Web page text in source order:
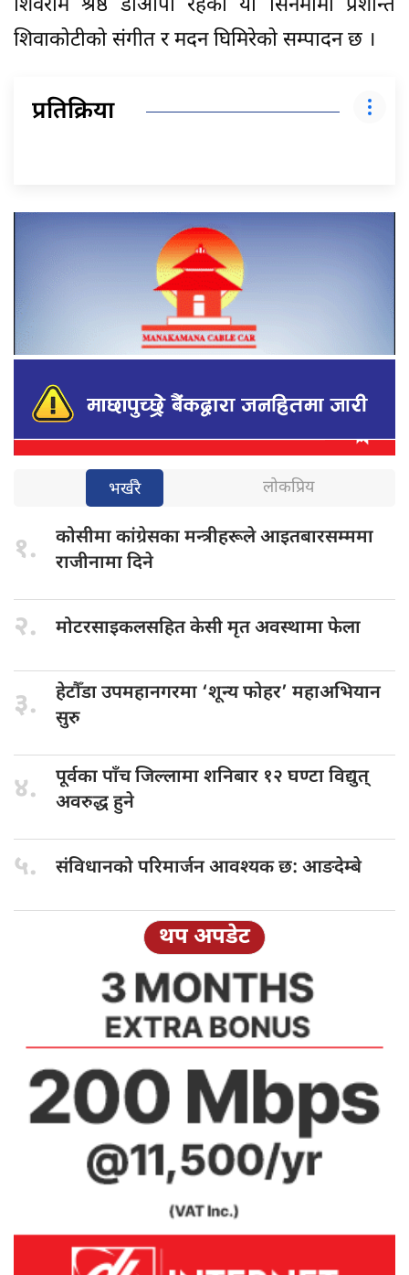
शिवराम श्रेष्ठ डीओपी रहेको यो सिनेमामा प्रशान्त
शिवाकोटीको संगीत र मदन घिमिरेको सम्पादन छ ।
प्रतिक्रिया
भर्खरै लोकप्रिय
१. कोसीमा कांग्रेसकामन्त्रीहरूले आइतबारसम्ममा
राजीनामा दिने
२. मोटरसाइकलसहित केसीमृत अवस्थामा फेला
३. हेटौँडा उपमहानगरमा ‘शून्य फोहर’ महाअभियान
सुरु
४. पूर्वका पाँचजिल्लामा शनिबार १२ घण्टा विद्युत्
अवरुद्ध हुने
५. संविधानको परिमार्जनआवश्यक छ: आङदेम्बे
थप अपडेट